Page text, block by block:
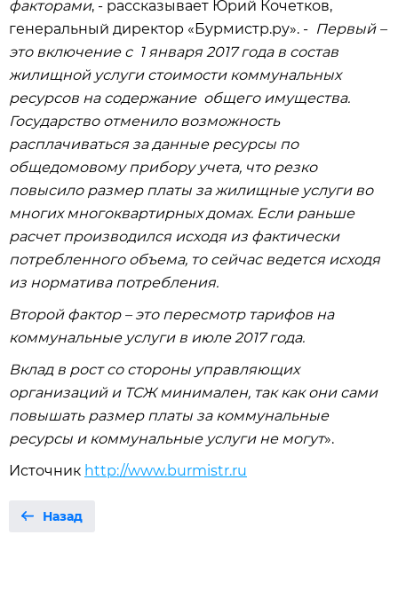
факторами, - рассказывает Юрий Кочетков,
генеральный директор «Бурмистр.ру». - Первый –
это включение с 1 января 2017 года в состав
жилищной услуги стоимости коммунальных
ресурсов на содержание общего имущества.
Государство отменило возможность
расплачиваться за данные ресурсы по
общедомовому прибору учета, что резко
повысило размер платы за жилищные услуги во
многих многоквартирных домах. Если раньше
расчет производился исходя из фактически
потребленного объема, то сейчас ведется исходя
из норматива потребления.
Второй фактор – это пересмотр тарифов на
коммунальные услуги в июле 2017 года.
Вклад в рост со стороны управляющих
организаций и ТСЖ минимален, так как они сами
повышать размер платы за коммунальные
ресурсы и коммунальные услуги не могут».
Источник http://www.burmistr.ru
Назад